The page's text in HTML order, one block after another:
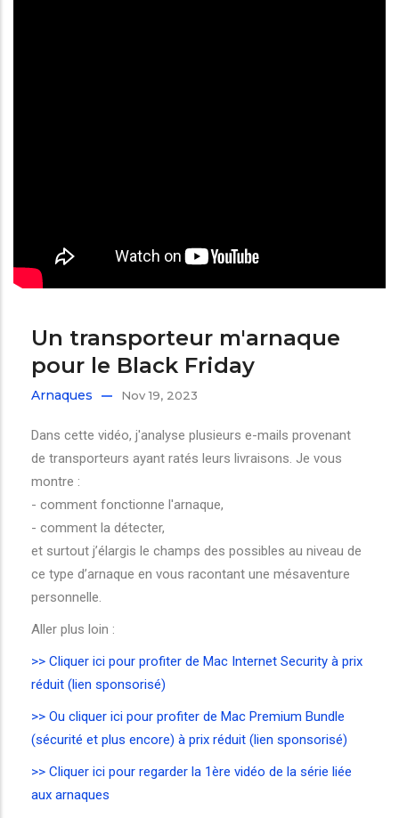
Un transporteur m'arnaque
pour le Black Friday
Arnaques Nov 19, 2023
Dans cette vidéo, j'analyse plusieurs e-mails provenant
de transporteurs ayant ratés leurs livraisons. Je vous
montre :
- comment fonctionne l'arnaque,
- comment la détecter,
et surtout j’élargis le champs des possibles au niveau de
ce type d’arnaque en vous racontant une mésaventure
personnelle.
Aller plus loin :
>> Cliquer ici pour profiter de Mac Internet Security à prix
réduit (lien sponsorisé)
>> Ou cliquer ici pour profiter de Mac Premium Bundle
(sécurité et plus encore) à prix réduit (lien sponsorisé)
>> Cliquer ici pour regarder la 1ère vidéo de la série liée
aux arnaques